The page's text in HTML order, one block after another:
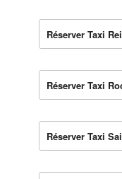
Réserver Taxi
Réserver Taxi
Réserver Taxi